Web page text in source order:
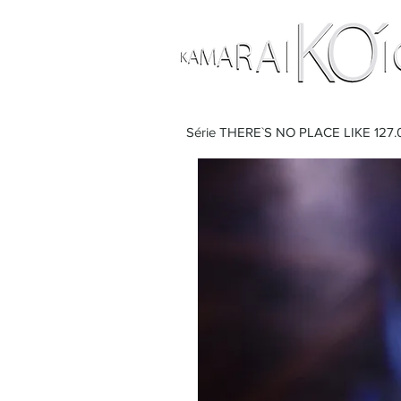
Série THERE`S NO PLACE LIKE